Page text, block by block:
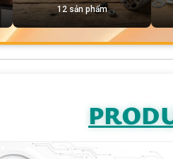
12 sản phẩm